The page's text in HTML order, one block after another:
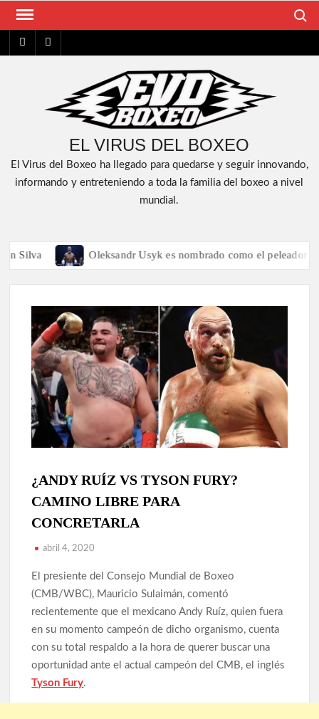
Saltar
contenidoFACEBOOK
EL VIRUS DEL BOXEO
El Virus del Boxeo ha llegado para quedarse y seguir innovando,
informando y entreteniendo a toda la familia del boxeo a nivel
mundial.
Oleksandr Usyk es nombrado como el peleador del
ARTICULOS
NOTICIAS
¿ANDY RUÍZ VS TYSON FURY?
CAMINO LIBRE PARA
CONCRETARLA
abril 4, 2020
El presiente del Consejo Mundial de Boxeo
(CMB/WBC), Mauricio Sulaimán, comentó
recientemente que el mexicano Andy Ruíz, quien fuera
en su momento campeón de dicho organismo, cuenta
con su total respaldo a la hora de querer buscar una
oportunidad ante el actual campeón del CMB, el inglés
Tyson Fury.